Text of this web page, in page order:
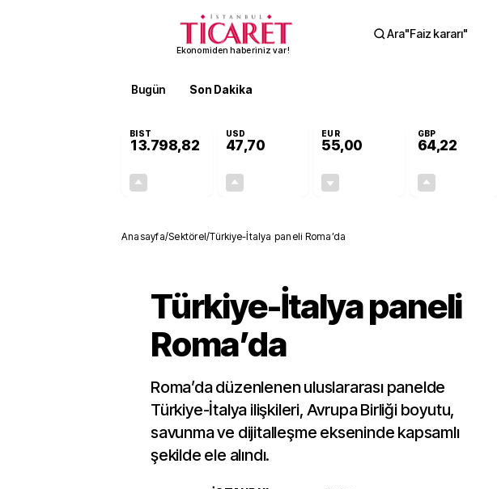
Ekonomiden haberiniz var!
Ara"Faiz kararı"
Bugün Son Dakika
BIST
13.798,82
USD
47,70
EUR
55,00
GBP
64,22
Anasayfa/Sektörel/Türkiye-İtalya paneli Roma’da
Türkiye-İtalya paneli
Roma’da
Roma’da düzenlenen uluslararası panelde
Türkiye-İtalya ilişkileri, Avrupa Birliği boyutu,
savunma ve dijitalleşme ekseninde kapsamlı
şekilde ele alındı.